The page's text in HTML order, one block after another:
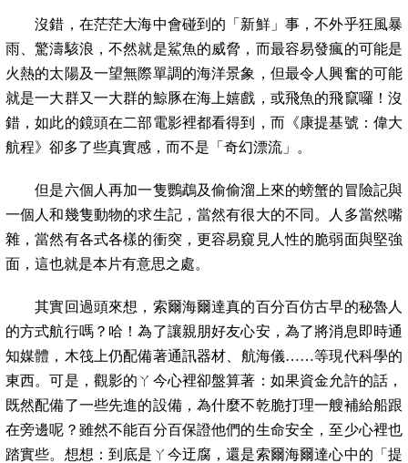
沒錯，在茫茫大海中會碰到的「新鮮」事，不外乎狂風暴
雨、驚濤駭浪，不然就是鯊魚的威脅，而最容易發瘋的可能是
火熱的太陽及一望無際單調的海洋景象，但最令人興奮的可能
就是一大群又一大群的鯨豚在海上嬉戲，或飛魚的飛竄囉！沒
錯，如此的鏡頭在二部電影裡都看得到，而《康提基號：偉大
航程》卻多了些真實感，而不是「奇幻漂流」。
但是六個人再加一隻鸚鵡及偷偷溜上來的螃蟹的冒險記與
一個人和幾隻動物的求生記，當然有很大的不同。人多當然嘴
雜，當然有各式各樣的衝突，更容易窺見人性的脆弱面與堅強
面，這也就是本片有意思之處。
其實回過頭來想，索爾海爾達真的百分百仿古早的秘魯人
的方式航行嗎？哈！為了讓親朋好友心安，為了將消息即時通
知媒體，木筏上仍配備著通訊器材、航海儀……等現代科學的
東西。可是，觀影的ㄚ今心裡卻盤算著：如果資金允許的話，
既然配備了一些先進的設備，為什麼不乾脆打理一艘補給船跟
在旁邊呢？雖然不能百分百保證他們的生命安全，至少心裡也
踏實些。想想：到底是ㄚ今迂腐，還是索爾海爾達心中的「提